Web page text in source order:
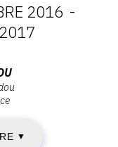
2016 -
▼